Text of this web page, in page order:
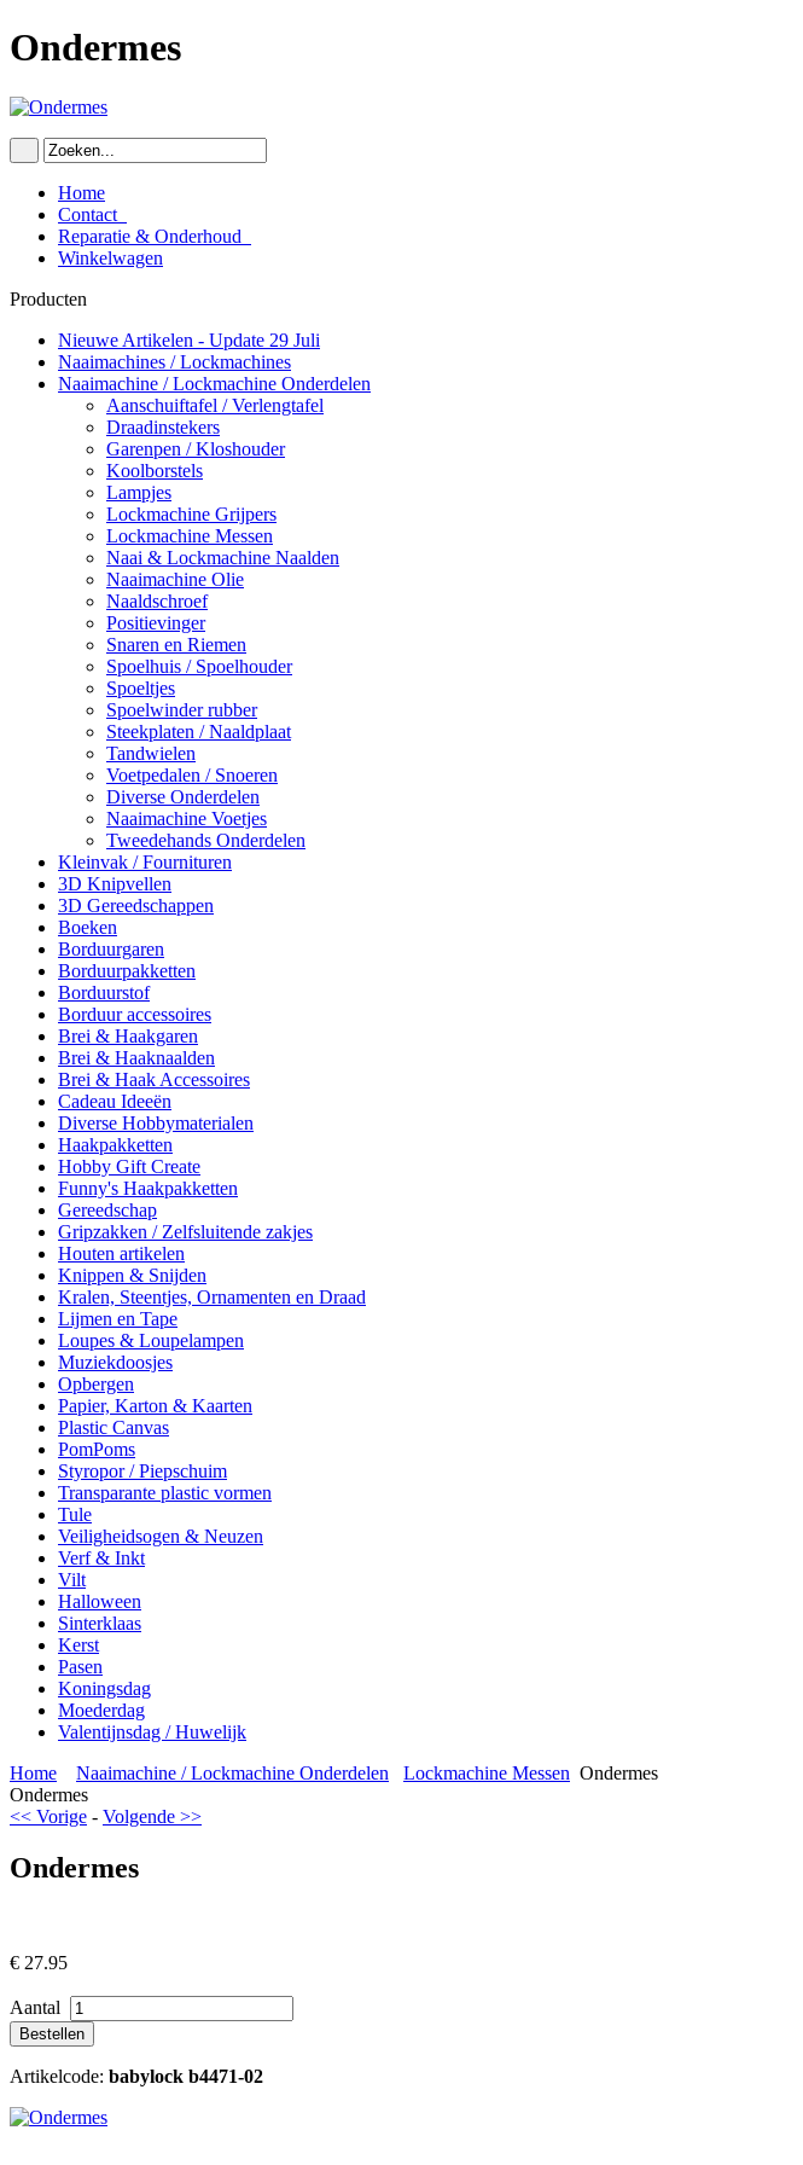
Ondermes
Home
Contact
Reparatie & Onderhoud
Winkelwagen
Producten
Nieuwe Artikelen - Update 29 Juli
Naaimachines / Lockmachines
Naaimachine / Lockmachine Onderdelen
Aanschuiftafel / Verlengtafel
Draadinstekers
Garenpen / Kloshouder
Koolborstels
Lampjes
Lockmachine Grijpers
Lockmachine Messen
Naai & Lockmachine Naalden
Naaimachine Olie
Naaldschroef
Positievinger
Snaren en Riemen
Spoelhuis / Spoelhouder
Spoeltjes
Spoelwinder rubber
Steekplaten / Naaldplaat
Tandwielen
Voetpedalen / Snoeren
Diverse Onderdelen
Naaimachine Voetjes
Tweedehands Onderdelen
Kleinvak / Fournituren
3D Knipvellen
3D Gereedschappen
Boeken
Borduurgaren
Borduurpakketten
Borduurstof
Borduur accessoires
Brei & Haakgaren
Brei & Haaknaalden
Brei & Haak Accessoires
Cadeau Ideeën
Diverse Hobbymaterialen
Haakpakketten
Hobby Gift Create
Funny's Haakpakketten
Gereedschap
Gripzakken / Zelfsluitende zakjes
Houten artikelen
Knippen & Snijden
Kralen, Steentjes, Ornamenten en Draad
Lijmen en Tape
Loupes & Loupelampen
Muziekdoosjes
Opbergen
Papier, Karton & Kaarten
Plastic Canvas
PomPoms
Styropor / Piepschuim
Transparante plastic vormen
Tule
Veiligheidsogen & Neuzen
Verf & Inkt
Vilt
Halloween
Sinterklaas
Kerst
Pasen
Koningsdag
Moederdag
Valentijnsdag / Huwelijk
Home
Naaimachine / Lockmachine Onderdelen Lockmachine Messen Ondermes
Ondermes
<< Vorige - Volgende >>
Ondermes
€ 27.95
Aantal
Artikelcode: babylock b4471-02